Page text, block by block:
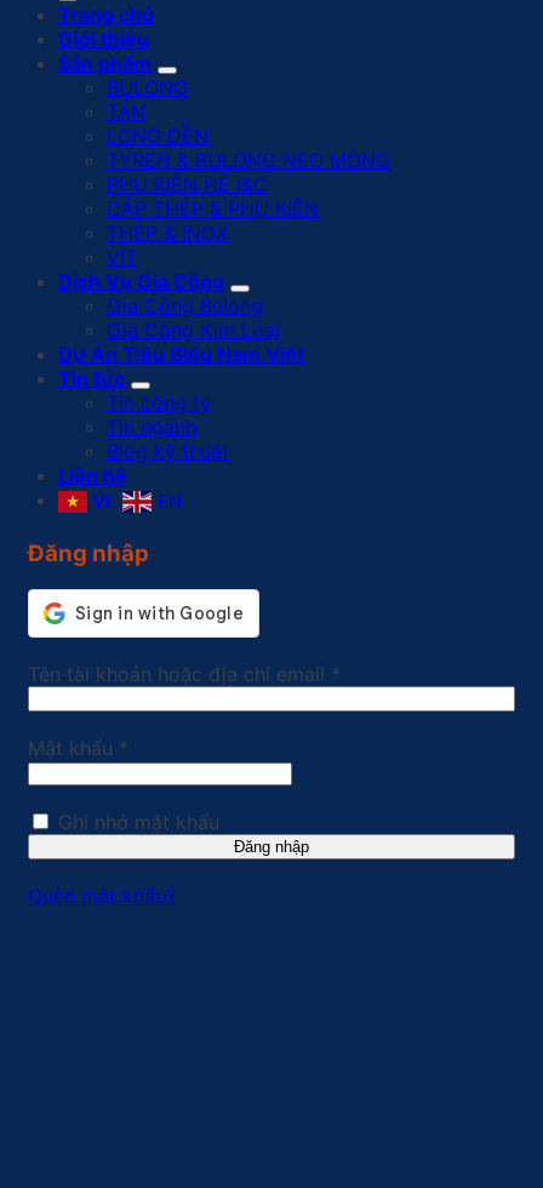
Trang chủ
Giới thiệu
Sản phẩm
BULONG
TÁN
LONG ĐỀN
TYREN & BULONG NEO MÓNG
PHỤ KIỆN HỆ I&C
CÁP THÉP & PHỤ KIỆN
THÉP & INOX
VÍT
Dịch Vụ Gia Công
Gia Công Bulong
Gia Công Kim Loại
Dự Án Tiêu Biểu Nam Việt
Tin tức
Tin công ty
Tin ngành
Blog kỹ thuật
Liên hệ
VI EN
Đăng nhập
Tên tài khoản hoặc địa chỉ email *
Mật khẩu *
buộc
Ghi nhớ mật khẩu
Đăng nhập
Quên mật khẩu?